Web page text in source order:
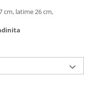
cm, latime 26 cm,